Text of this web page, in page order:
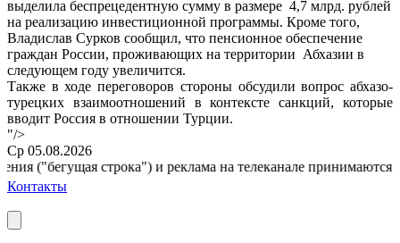
выделила беспрецедентную сумму в размере 4,7 млрд. рублей
на реализацию инвестиционной программы. Кроме того,
Владислав Сурков сообщил, что пенсионное обеспечение
граждан России, проживающих на территории Абхазии в
следующем году увеличится.
Также в ходе переговоров стороны обсудили вопрос абхазо-
турецких взаимоотношений в контексте санкций, которые
вводит Россия в отношении Турции.
"/>
Ср 05.08.2026
("бегущая строка") и реклама на телеканале принимаются
Контакты